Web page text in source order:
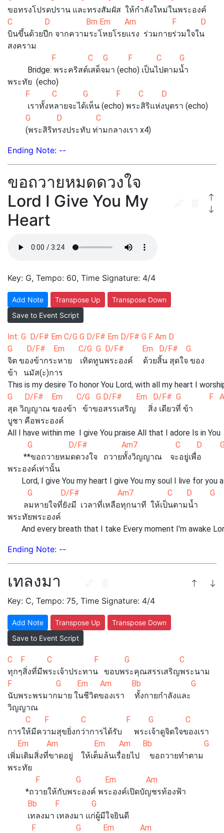
ขอทรงโปรดปราน และทรงสัมผัส ให้กำลังใหม่ในพระองค์
C D Bm Em Am F D
บินขึ้นด้วยปีก จากความระโหยโรยแรง ร่วมกายร่วมใจใน
สงคราม
F C G F C G
Bridge: พระคริสต์เสด็จมา (echo) เป็นไปตามน้ำ
พระทัย (echo)
F C G F C D
เราทั้งหลายจะได้เห็น (echo) พระสิริแห่งบุตรา (echo)
G D C
(พระสิริทรงประทับ ท่ามกลางเรา x4)
Ending Note: --
ขอถวายหมดดวงใจ
Lord I Give You My
Heart
Key: G, Tempo: 60, Time Signature: 4/4
Add Note Transpose Up
Transpose Down
Save to Event Script
Int: G D/F# Em C/G G D/F# Em D/F# G F Am D
G D/F# Em C/G G D/F# Em D/F# G
จิต ของข้ากระหาย เทิดทูนพระองค์ ด้วยสิ้น สุดใจ ของ
ข้า นมัส(ะ)การ
This is my desire To honor You Lord, with all my heart I
G D/F# Em C/G G D/F# Em D/F# G F
สุด วิญญาณ ของข้า ข้าขอสรรเสริญ สิ่ง เดียวที่ ข้า
บูชา คือพระองค์
All I have within me I give You praise All that I adore Is in You
G D/F# Am7 C D
**ขอถวายหมดดวงใจ ถวายทั้งวิญญาณ จะอยู่เพื่อ
พระองค์เท่านั้น
Lord, I give You my heart I give You my soul I live for you
G D/F# Am7 C D G
ลมหายใจที่ยังมี เวลาที่เหลือทุกนาที ให้เป็นตามน้ำ
พระทัยพระองค์
And every breath that I take Every moment I'm awake
Ending Note: --
เทลงมา
Key: C, Tempo: 75, Time Signature: 4/4
Add Note Transpose Up
Transpose Down
Save to Event Script
C F C F G C
ทุกๆสิ่งที่มีพระเจ้าประทาน ขอบพระคุณสรรเสริญพระนาม
F G Em Am Bb G
นับพระพรมากมาย ในชีวิตของเรา ทั้งกายกำลังและ
วิญญาณ
C F C F G C
การให้มีความสุขยิ่งกว่าการได้รับ พระเจ้าดูจิตใจของเรา
Em Am Em Am Bb G
เพิ่มเติมสิ่งที่ขาดอยู่ ให้เต็มล้นเรื่อยไป ขอถวายทำตาม
พระทัย
F G Em Am
*ถวายให้กับพระองค์ พระองค์เปิดบัญชรท้องฟ้า
Bb F G
เทลงมา เทลงมา แก่ผู้มีใจยินดี
F G Em Am